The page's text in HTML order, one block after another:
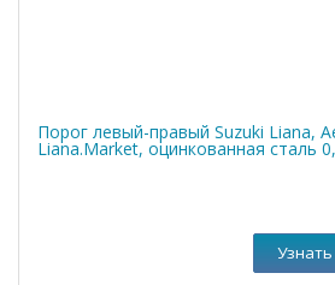
Порог левый-правый Suzuki Liana,
Liana.Market, оцинкованная сталь